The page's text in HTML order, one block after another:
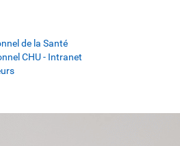
de la Santé
CHU - Intranet